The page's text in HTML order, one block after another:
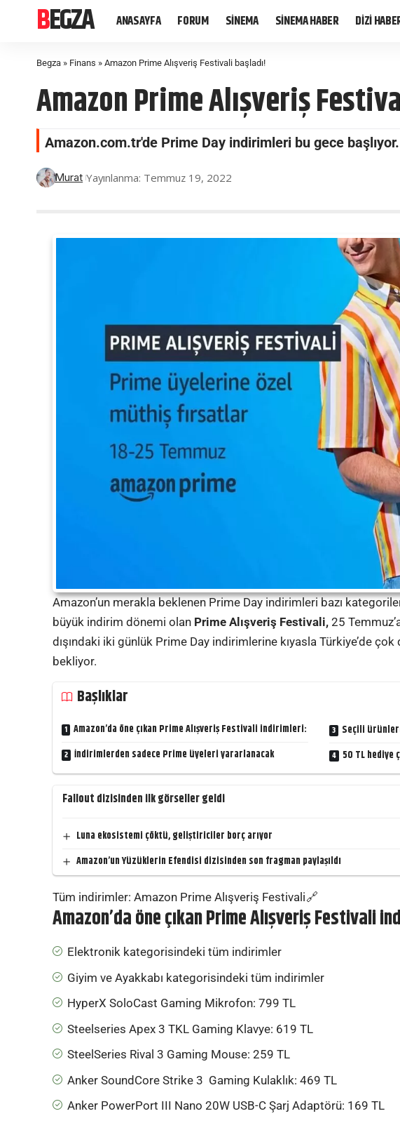
BEGZA ANASAYFA FORUM SİNEMA SİNEMA HABER DİZİ
Begza » Finans » Amazon Prime Alışveriş Festivali başladı!
Amazon Prime Alışveriş
Amazon.com.tr'de Prime Day indirimleri bu gece
Murat Yayınlanma: Temmuz 19, 2022
Amazon’un merakla beklenen Prime Day indirimleri bazı
büyük indirim dönemi olan Prime Alışveriş Festivali,25
dışındaki iki günlük Prime Day indirimlerine kıyasla Türkiye’de
bekliyor.
Başlıklar
Amazon’da öne çıkan Prime Alışveriş Festivali indirimleri:
İndirimlerden sadece Prime üyeleri yararlanacak
Seçili
50 TL hediye
Fallout dizisinden ilk görseller geldi
Luna ekosistemi çöktü, geliştiriciler borç arıyor
Amazon’un Yüzüklerin Efendisi dizisinden son fragman paylaşıldı
Tüm indirimler:Amazon Prime Alışveriş Festivali
Amazon’da öne çıkan Prime Alışveriş Festivali
Elektronik kategorisindeki tüm indirimler
Giyim ve Ayakkabı kategorisindeki tüm indirimler
HyperX SoloCast Gaming Mikrofon: 799 TL
Steelseries Apex 3 TKL Gaming Klavye: 619 TL
SteelSeries Rival 3 Gaming Mouse: 259 TL
Anker SoundCore Strike 3 Gaming Kulaklık: 469 TL
Anker PowerPort III Nano 20W USB-C Şarj Adaptörü: 169 TL